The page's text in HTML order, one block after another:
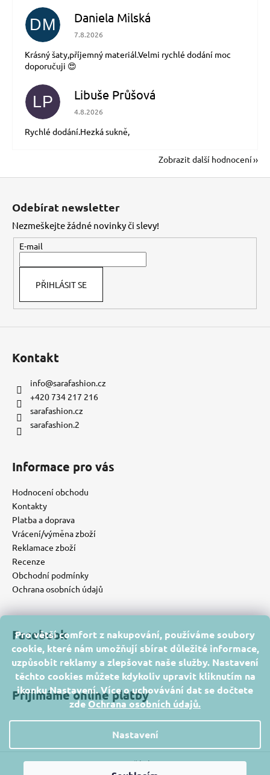
Pro větší comfort z nakupování, používáme soubory
cookie, které nám umožňují sbírat důležité informace,
uzpůsobit reklamy a zlepšovat naše služby. Nastavení
těchto cookies můžete kdykoliv upravit kliknutím na
ikonku Nastavení. Více o uchovávání dat se dočtete
zdeOchrana osobních údajů.
Nastavení
DM Daniela Milská
Hodnocení obchodu je 5 z 5 hvězdiček.
7.8.2026
Krásný šaty,příjemný materiál.Velmi rychlé dodání moc
doporučuji 😍
LP Libuše Průšová
Hodnocení obchodu je 5 z 5 hvězdiček.
4.8.2026
Rychlé dodání.Hezká sukně,
Zobrazit další hodnocení
Odebírat newsletter
Nezmeškejte žádné novinky či slevy!
E-mail
PŘIHLÁSIT SE
Kontakt
info@sarafashion.cz
+420 734 217 216
sarafashion.cz
sarafashion.2
Informace pro vás
Hodnocení obchodu
Kontakty
Platba a doprava
Vrácení/výměna zboží
Reklamace zboží
Recenze
Obchodní podmínky
Ochrana osobních údajů
Facebook
Přijímáme online platby
Vytvořil Shoptet